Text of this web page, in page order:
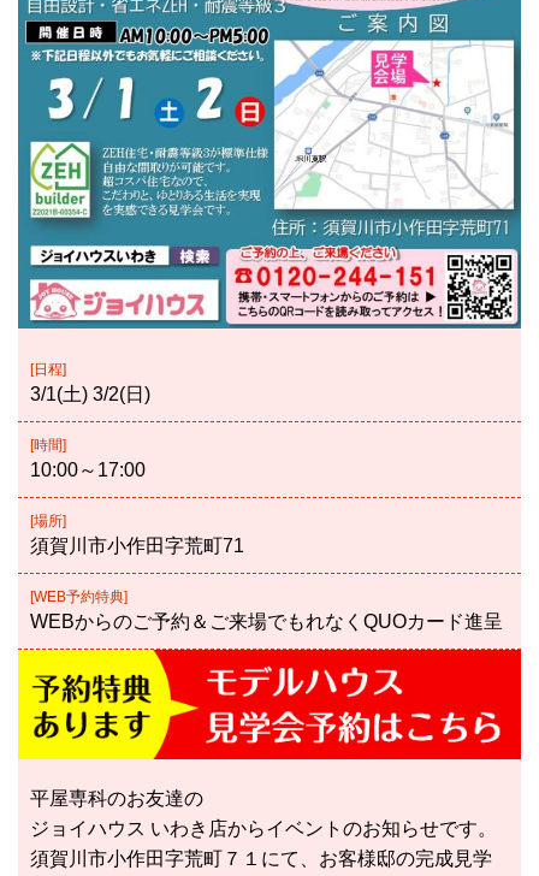
[日程]
3/1(土) 3/2(日)
[時間]
10:00～17:00
[場所]
須賀川市小作田字荒町71
[WEB予約特典]
WEBからのご予約＆ご来場でもれなくQUOカード進呈
平屋専科のお友達の
ジョイハウス いわき店からイベントのお知らせです。
須賀川市小作田字荒町７１にて、お客様邸の完成見学